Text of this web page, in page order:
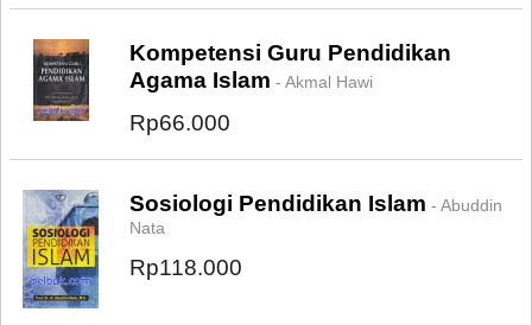
Kompetensi Guru Pendidikan
Agama Islam - Akmal Hawi
Rp66.000
Sosiologi Pendidikan Islam - Abuddin
Nata
Rp118.000